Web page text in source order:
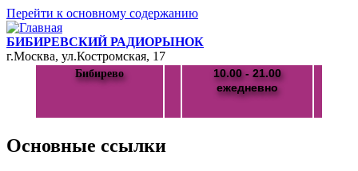
Перейти к основному содержанию
БИБИРЕВСКИЙ РАДИОРЫНОК
г.Москва, ул.Костромская, 17
Бибирево
10.00 - 21.00
ежедневно
Основные ссылки